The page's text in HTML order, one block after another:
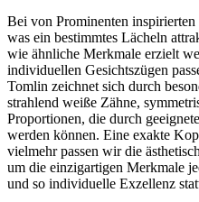
Bei von Prominenten
was ein bestimmtes Lächeln
wie ähnliche Merkmale erzielt
individuellen Gesichtszügen
Tomlin zeichnet sich durch
strahlend weiße Zähne,
Proportionen, die durch
werden können. Eine exakte
vielmehr passen wir die
um die einzigartigen Merkmale
und so individuelle Exzellenz